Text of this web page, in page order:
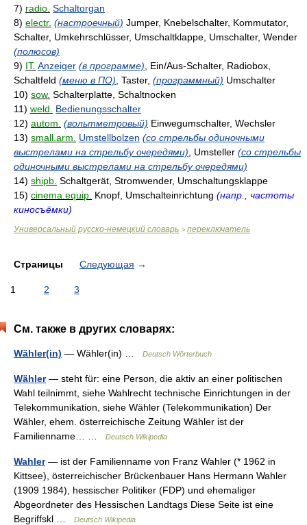
7) radio. Schaltorgan
8) electr. (настроечный) Jumper, Knebelschalter, Kommutator,
Schalter, Umkehrschlüsser, Umschaltklappe, Umschalter, Wender
(полюсов)
9) IT. Anzeiger (в программе) , Ein/Aus-Schalter, Radiobox,
Schaltfeld (меню в ПО) , Taster, (программный) Umschalter
10) sow. Schalterplatte, Schaltnocken
11) weld.
Bedienungsschalter
12) autom. (вольтметровый) Einwegumschalter, Wechsler
13) small.arm. Umstellbolzen (со стрельбы одиночными
выстрелами на стрельбу очередями) , Umsteller (со стрельбы
одиночными выстрелами на стрельбу очередями)
14) shipb. Schaltgerät, Stromwender, Umschaltungsklappe
15) cinema.equip. Knopf, Umschalteinrichtung (напр., частоты
киносъёмки)
Универсальный русско-немецкий словарь > переключатель
Страницы Следующая →
1 2 3
См. также в других словарях:
Wähler(in) — Wähler(in) … Deutsch Wörterbuch
Wähler— steht für: eine Person, die aktiv an einer politischen
Wahl teilnimmt, siehe Wahlrecht technische Einrichtungen in der
Telekommunikation, siehe Wähler (Telekommunikation) Der
Wähler, ehem. österreichische Zeitung Wähler ist der
Familienname… …
Deutsch Wikipedia
Wahler— ist der Familienname von Franz Wahler (* 1962 in
Kittsee), österreichischer Brückenbauer Hans Hermann Wahler
(1909 1984), hessischer Politiker (FDP) und ehemaliger
Abgeordneter des Hessischen Landtags Diese Seite ist eine
Begriffskl …
Deutsch Wikipedia